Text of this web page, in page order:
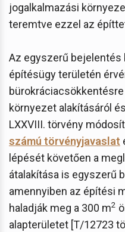
jogalkalmazási
teremtve ezzel az
Az egyszerű bejelentés
építésügy területén
környezet alakításáról
LXXVIII. törvény
számú törvényjavaslat
lépését követően a
átalakítása is egyszerű
amennyiben az építési
haladják meg a 300 m2
alapterületet [T/12723